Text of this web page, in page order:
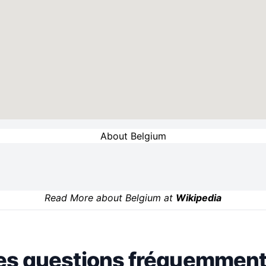
About Belgium
Read More about Belgium at Wikipedia
questions